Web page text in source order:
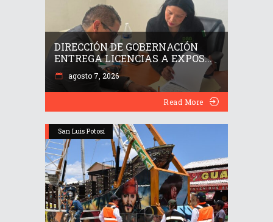
DIRECCIÓN DE GOBERNACIÓN
ENTREGA LICENCIAS A EXPOS...
agosto 7, 2026
Read More
San Luis Potosí